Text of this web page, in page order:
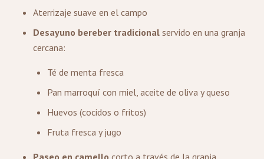
Aterrizaje suave en el campo
Desayuno bereber tradicional servido en una granja
cercana:
Té de menta fresca
Pan marroquí con miel, aceite de oliva y queso
Huevos (cocidos o fritos)
Fruta fresca y jugo
Paseo en camello corto a través de la granja